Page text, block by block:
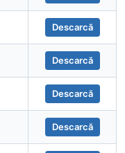
Descarcă
Descarcă
Descarcă
Descarcă